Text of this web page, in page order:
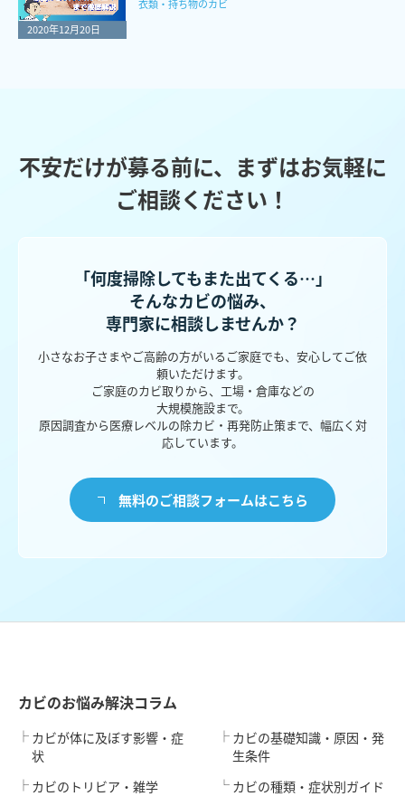
2020年12月20日
衣類・持ち物のカビ
不安だけが募る前に、まずはお気軽に
ご相談ください！
「何度掃除してもまた出てくる…」
そんなカビの悩み、
専門家に相談しませんか？
小さなお子さまやご高齢の方がいるご家庭でも、安心してご依
頼いただけます。
ご家庭のカビ取りから、工場・倉庫などの
大規模施設まで。
原因調査から医療レベルの除カビ・再発防止策まで、幅広く対
応しています。
無料のご相談フォームはこちら
カビのお悩み解決コラム
カビが体に及ぼす影響・症
状
カビのトリビア・雑学
カビの基礎知識・原因・発
生条件
カビの種類・症状別ガイド